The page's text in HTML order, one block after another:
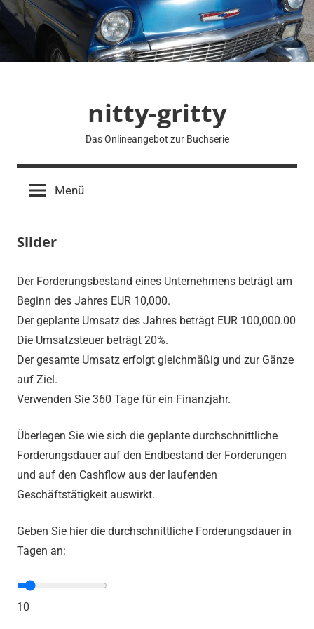
Zum
Inhalt
nitty-gritty
Das Onlineangebot zur Buchserie
Menü
Slider
Der Forderungsbestand eines Unternehmens beträgt am
Beginn des Jahres EUR 10,000.
Der geplante Umsatz des Jahres beträgt EUR 100,000.00
Die Umsatzsteuer beträgt 20%.
Der gesamte Umsatz erfolgt gleichmäßig und zur Gänze
auf Ziel.
Verwenden Sie 360 Tage für ein Finanzjahr.
Überlegen Sie wie sich die geplante durchschnittliche
Forderungsdauer auf den Endbestand der Forderungen
und auf den Cashflow aus der laufenden
Geschäftstätigkeit auswirkt.
Geben Sie hier die durchschnittliche Forderungsdauer in
Tagen an:
10